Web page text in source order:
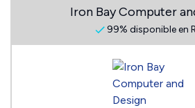
Iron Bay Computer
99% disponible en